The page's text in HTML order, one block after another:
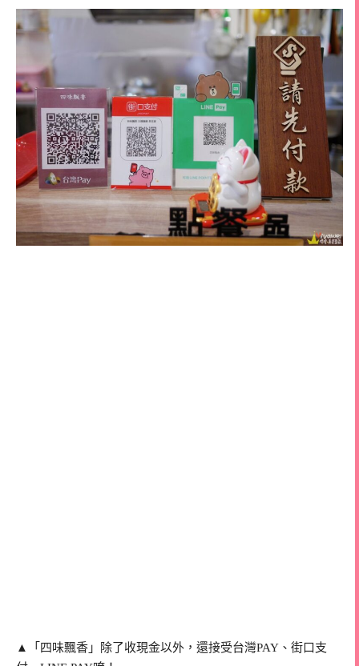
▲「四味飄香」除了收現金以外，還接受台灣PAY、街口支